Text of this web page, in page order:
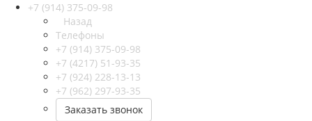
+7 (914) 375-09-98
Назад
Телефоны
+7 (914) 375-09-98
+7 (4217) 51-93-35
+7 (924) 228-13-13
+7 (962) 297-93-35
Заказать звонок